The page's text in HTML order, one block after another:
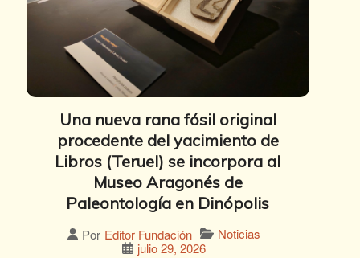
Una nueva rana fósil original
procedente del yacimiento de
Libros (Teruel) se incorpora al
Museo Aragonés de
Paleontología en Dinópolis
Por Editor Fundación
Noticias
julio 29, 2026